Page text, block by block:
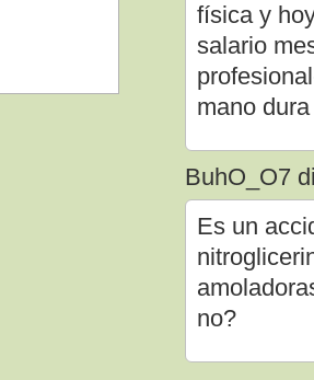
física y
salario
mano
BuhO_O7
Es un
no?